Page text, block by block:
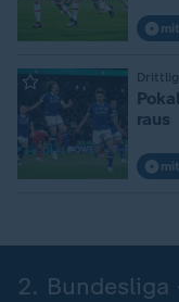
raus
2.